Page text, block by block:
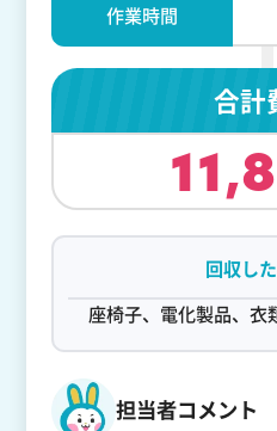
作業時間
合計
回収し
座椅子、電化製品、衣
担当者コメント